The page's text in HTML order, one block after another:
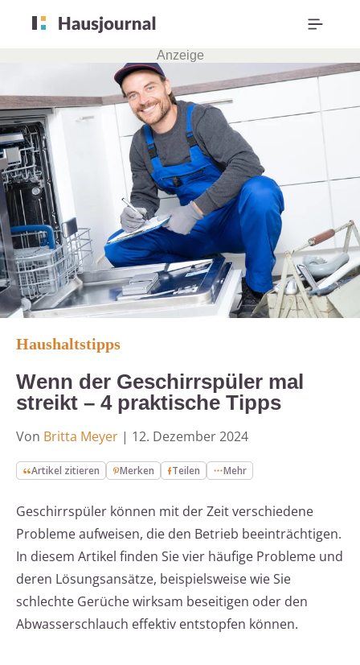
Anzeige
Haushaltstipps
Wenn der Geschirrspüler mal
streikt – 4 praktische Tipps
Von Britta Meyer | 12. Dezember 2024
Artikel zitieren Merken Teilen Mehr
Geschirrspüler können mit der Zeit verschiedene
Probleme aufweisen, die den Betrieb beeinträchtigen.
In diesem Artikel finden Sie vier häufige Probleme und
deren Lösungsansätze, beispielsweise wie Sie
schlechte Gerüche wirksam beseitigen oder den
Abwasserschlauch effektiv entstopfen können.